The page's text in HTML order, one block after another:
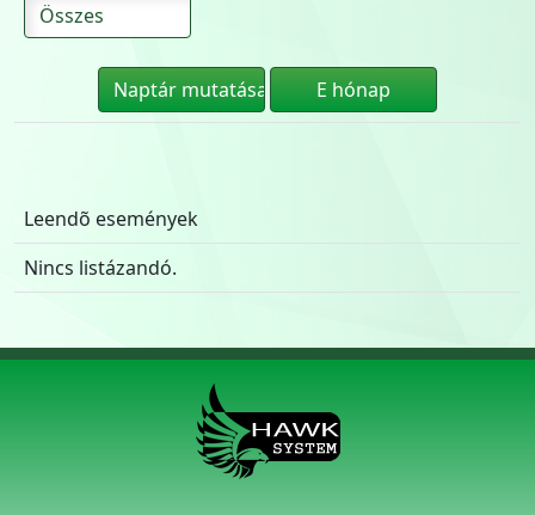
Leendõ események
Nincs listázandó.